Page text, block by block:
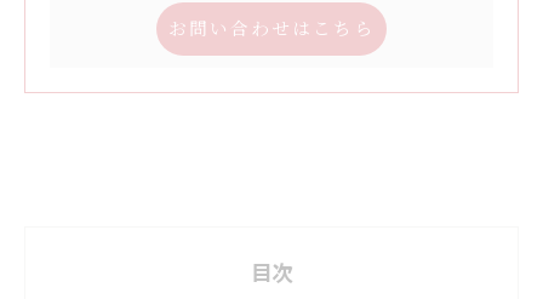
お問い合わせはこちら
目次